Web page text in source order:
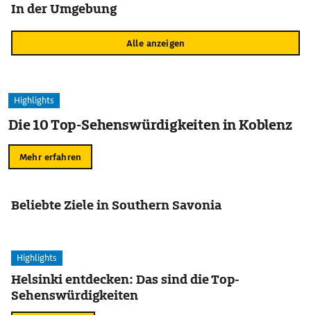
In der Umgebung
Alle anzeigen
Highlights
Die 10 Top-Sehenswürdigkeiten in Koblenz
Mehr erfahren
Beliebte Ziele in Southern Savonia
Highlights
Helsinki entdecken: Das sind die Top-
Sehenswürdigkeiten